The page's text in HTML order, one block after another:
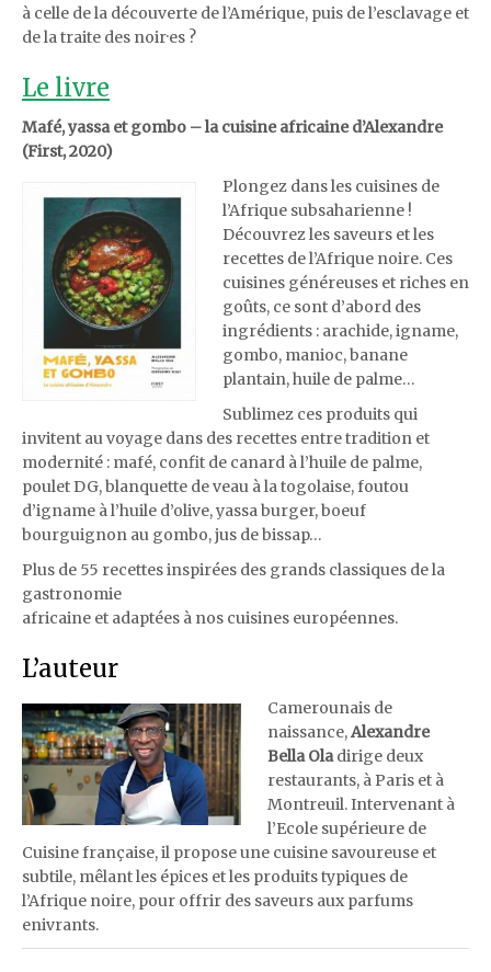
à celle de la découverte de l’Amérique, puis de l’esclavage et
de la traite des noir·es ?
Le livre
Mafé, yassa et gombo – la cuisine africaine d’Alexandre
(First, 2020)
Plongez dans les cuisines de
l’Afrique subsaharienne !
Découvrez les saveurs et les
recettes de l’Afrique noire. Ces
cuisines généreuses et riches en
goûts, ce sont d’abord des
ingrédients : arachide, igname,
gombo, manioc, banane
plantain, huile de palme…
Sublimez ces produits qui
invitent au voyage dans des recettes entre tradition et
modernité : mafé, confit de canard à l’huile de palme,
poulet DG, blanquette de veau à la togolaise, foutou
d’igname à l’huile d’olive, yassa burger, boeuf
bourguignon au gombo, jus de bissap…
Plus de 55 recettes inspirées des grands classiques de la
gastronomie
africaine et adaptées à nos cuisines européennes.
L’auteur
Camerounais de
naissance,Alexandre
Bella Oladirige deux
restaurants, à Paris et à
Montreuil. Intervenant à
l’Ecole supérieure de
Cuisine française, il propose une cuisine savoureuse et
subtile, mêlant les épices et les produits typiques de
l’Afrique noire, pour offrir des saveurs aux parfums
enivrants.